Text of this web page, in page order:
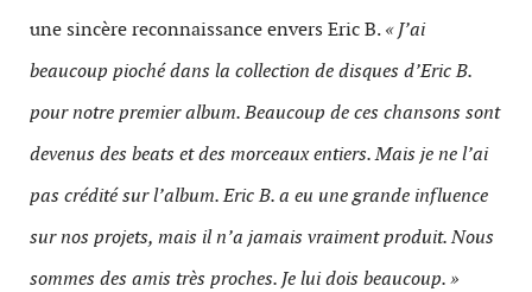
une sincère reconnaissance envers Eric B.« J’ai
beaucoup pioché dans la collection de disques d’Eric B.
pour notre premier album. Beaucoup de ces chansons sont
devenus des beats et des morceaux entiers. Mais je ne l’ai
pas crédité sur l’album. Eric B. a eu une grande influence
sur nos projets, mais il n’a jamais vraiment produit. Nous
sommes des amis très proches. Je lui dois beaucoup. »